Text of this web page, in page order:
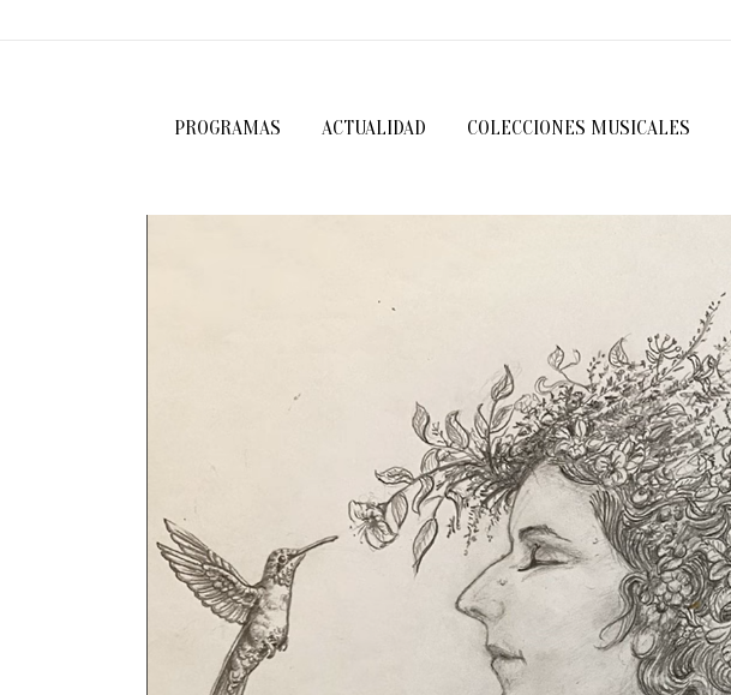
PROGRAMAS ACTUALIDAD COLECCIONES MUSICALES